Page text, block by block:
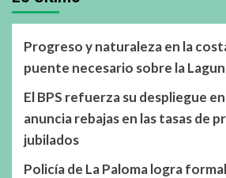
Progreso y naturaleza en la
puente necesario sobre la
El BPS refuerza su despliegue
anuncia rebajas en las tasas de
jubilados
Policía de La Paloma logra